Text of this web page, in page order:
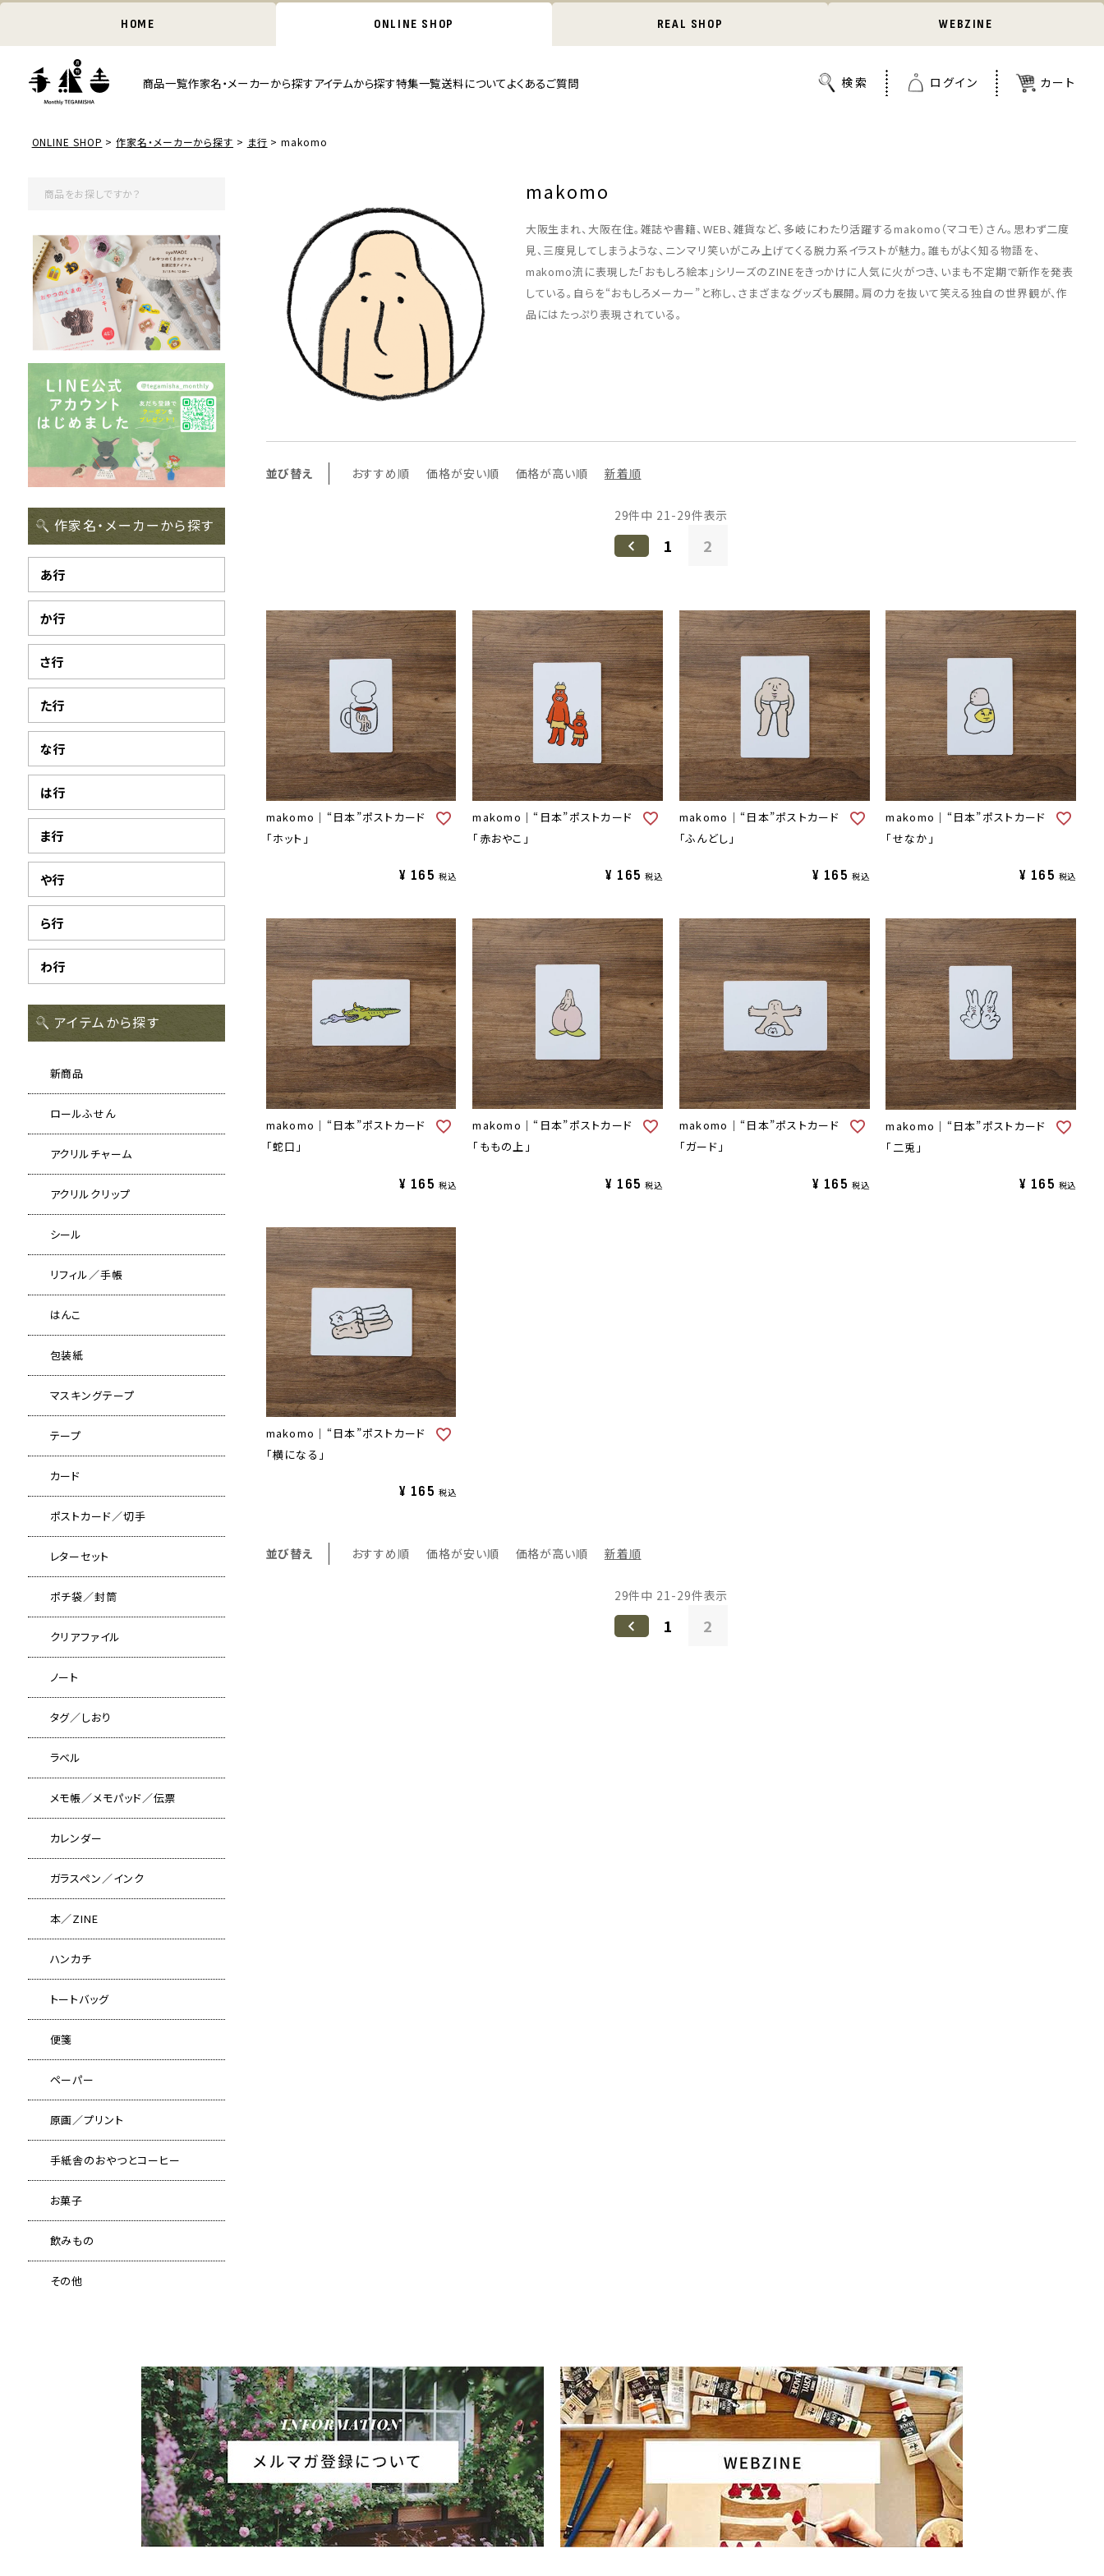
HOME ONLINE SHOP REAL SHOP WEBZINE
商品一覧作家名・メーカーから探すアイテムから探す特集一覧送料についてよくあるご質問
ONLINE SHOP 作家名・メーカーから探す ま行 makomo
作家名・メーカーから探す
あ行
か行
さ行
た行
な行
は行
ま行
や行
ら行
わ行
アイテムから探す
新商品
ロールふせん
アクリルチャーム
アクリルクリップ
シール
リフィル／手帳
はんこ
包装紙
マスキングテープ
テープ
カード
ポストカード／切手
レターセット
ポチ袋／封筒
クリアファイル
ノート
タグ／しおり
ラベル
メモ帳／メモパッド／伝票
カレンダー
ガラスペン／インク
本／ZINE
ハンカチ
トートバッグ
便箋
ペーパー
原画／プリント
手紙舎のおやつとコーヒー
お菓子
飲みもの
その他
makomo
大阪生まれ、大阪在住。雑誌や書籍、WEB、雑貨など、多岐にわたり活躍するmakomo（マコモ）さん。思わず二度
見、三度見してしまうような、ニンマリ笑いがこみ上げてくる脱力系イラストが魅力。誰もがよく知る物語を、
makomo流に表現した「おもしろ絵本」シリーズのZINEをきっかけに人気に火がつき、いまも不定期で新作を発表
している。自らを“おもしろメーカー”と称し、さまざまなグッズも展開。肩の力を抜いて笑える独自の世界観が、作
品にはたっぷり表現されている。
並び替え おすすめ順 価格が安い順 価格が高い順 新着順
29件中 21-29件表示
1 2
makomo｜“日本”ポストカード
「ホット」
¥ 165 税込
makomo｜“日本”ポストカード
「赤おやこ」
¥ 165 税込
makomo｜“日本”ポストカード
「ふんどし」
¥ 165 税込
makomo｜“日本”ポストカード
「せなか」
¥ 165 税込
makomo｜“日本”ポストカード
「蛇口」
¥ 165 税込
makomo｜“日本”ポストカード
「ももの上」
¥ 165 税込
makomo｜“日本”ポストカード
「ガード」
¥ 165 税込
makomo｜“日本”ポストカード
「二兎」
¥ 165 税込
makomo｜“日本”ポストカード
「横になる」
¥ 165 税込
並び替え おすすめ順 価格が安い順 価格が高い順 新着順
29件中 21-29件表示
1 2